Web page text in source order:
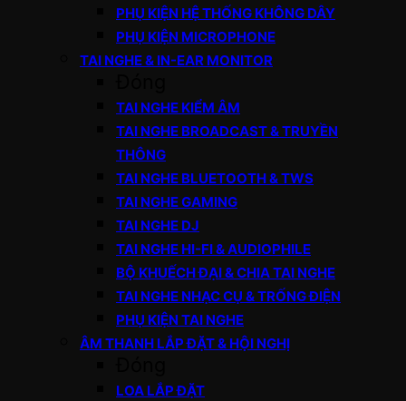
PHỤ KIỆN HỆ THỐNG KHÔNG DÂY
PHỤ KIỆN MICROPHONE
TAI NGHE & IN-EAR MONITOR
TAI NGHE KIỂM ÂM
TAI NGHE BROADCAST & TRUYỀN
THÔNG
TAI NGHE BLUETOOTH & TWS
TAI NGHE GAMING
TAI NGHE DJ
TAI NGHE HI-FI & AUDIOPHILE
BỘ KHUẾCH ĐẠI & CHIA TAI NGHE
TAI NGHE NHẠC CỤ & TRỐNG ĐIỆN
PHỤ KIỆN TAI NGHE
ÂM THANH LẮP ĐẶT & HỘI NGHỊ
LOA LẮP ĐẶT